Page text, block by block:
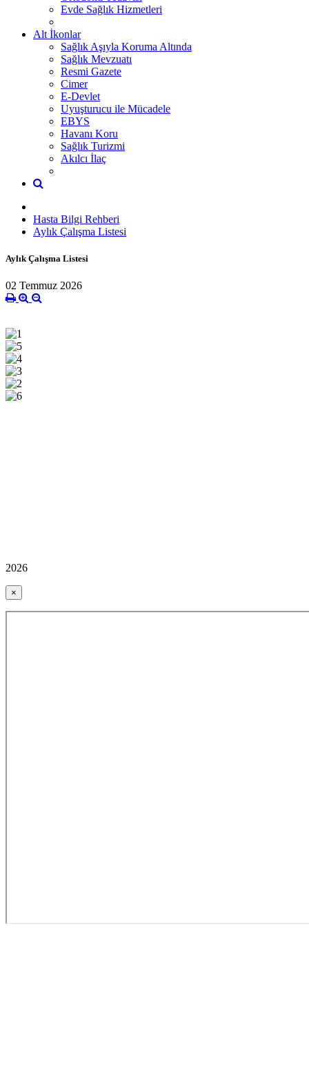
Evde Sağlık Hizmetleri
Alt İkonlar
Sağlık Aşıyla Koruma Altında
Sağlık Mevzuatı
Resmi Gazete
Cimer
E-Devlet
Uyuşturucu ile Mücadele
EBYS
Havanı Koru
Sağlık Turizmi
Akılcı İlaç
Hasta Bilgi Rehberi
Aylık Çalışma Listesi
Aylık Çalışma Listesi
02 Temmuz 2026
2026
×